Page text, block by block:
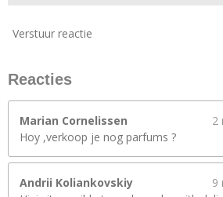
Verstuur reactie
Reacties
Marian Cornelissen
2
Hoy ,verkoop je nog parfums ?
Andrii Koliankovskiy
9